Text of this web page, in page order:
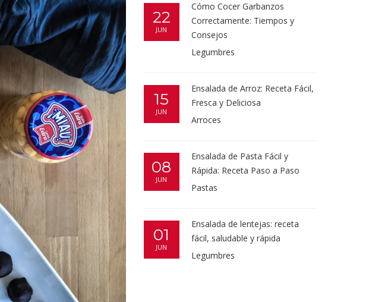
22
JUN
Cómo Cocer Garbanzos
Correctamente: Tiempos y
Consejos
Legumbres
15
JUN
Ensalada de Arroz: Receta Fácil,
Fresca y Deliciosa
Arroces
08
JUN
Ensalada de Pasta Fácil y
Rápida: Receta Paso a Paso
Pastas
01
JUN
Ensalada de lentejas: receta
fácil, saludable y rápida
Legumbres